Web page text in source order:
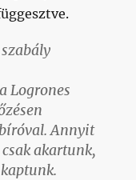
Logrones
Annyit
akartunk,